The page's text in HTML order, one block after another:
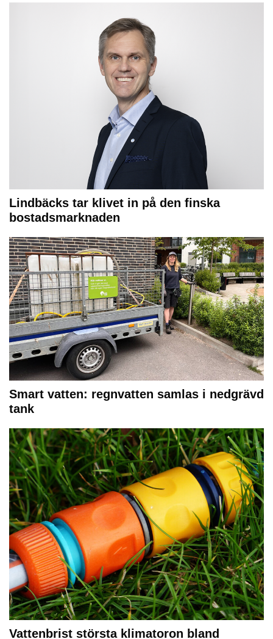
Lindbäcks tar klivet in på den finska
bostadsmarknaden
Smart vatten: regnvatten samlas i nedgrävd
tank
Vattenbrist största klimatoron bland